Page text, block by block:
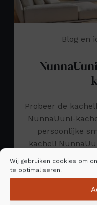
Wij gebruiken cookies om
te optimaliseren.
Blog en
Probeer de
NunnaUuni-
persoonlijke
kachel!